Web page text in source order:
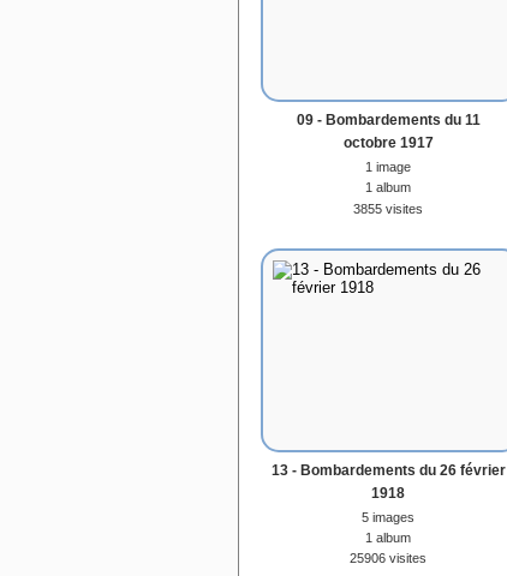
09 - Bombardements du 11
octobre 1917
1 image
1 album
3855 visites
13 - Bombardements du 26 février
1918
5 images
1 album
25906 visites